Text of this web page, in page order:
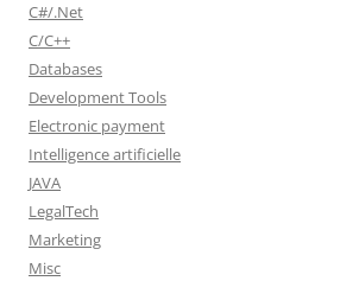
C#/.Net
C/C++
Databases
Development Tools
Electronic payment
Intelligence artificielle
JAVA
LegalTech
Marketing
Misc